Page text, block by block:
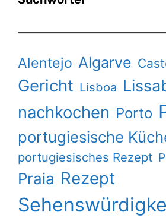
Alentejo Algarve
Gericht Lisboa
nachkochen Porto
portugiesische
portugiesisches Rezept
Praia Rezept